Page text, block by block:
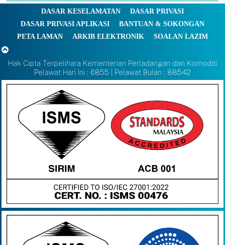
DASAR KESELAMATAN
DASAR PRIVASI
DASAR PRIVASI APLIKASI
BANTUAN & SOKONGAN
PETA LAMAN
ARKIB ELEKTRONIK SOALAN LAZIM
Hak Cipta Terpelihara Kementerian Perladangan dan Komoditi
Pelawat Hari Ini : 6855 | Pelawat Bulan : 88542